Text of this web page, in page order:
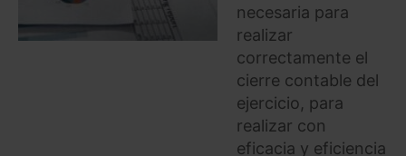
necesaria para
realizar
correctamente el
cierre contable del
ejercicio, para
realizar con
eficacia y eficiencia